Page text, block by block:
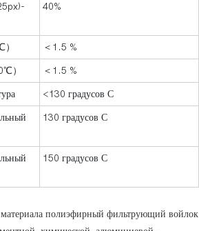
40%
＜1.5 %
）
＜1.5 %
<130 градусов С
130 градусов С
150 градусов С
полиэфирный фильтрующий войлок